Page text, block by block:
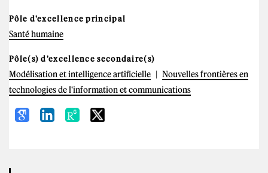
Pôle d'excellence principal
Santé humaine
Pôle(s) d'excellence secondaire(s)
Modélisation et intelligence artificielle
Nouvelles frontières en
technologies de l'information et communications